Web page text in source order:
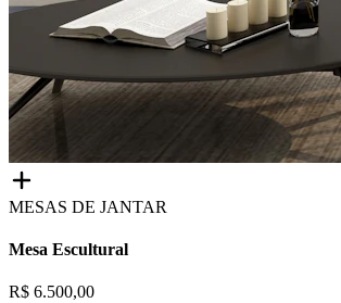
MESAS DE JANTAR
Mesa Escultural
R$ 6.500,00